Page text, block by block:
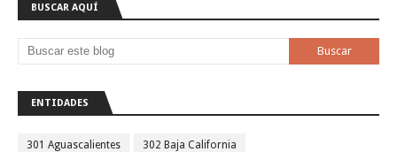
BUSCAR AQUÍ
ENTIDADES
301 Aguascalientes 302 Baja California